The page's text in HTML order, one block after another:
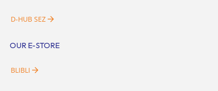
D-HUB SEZ
OUR E-STORE
BLIBLI